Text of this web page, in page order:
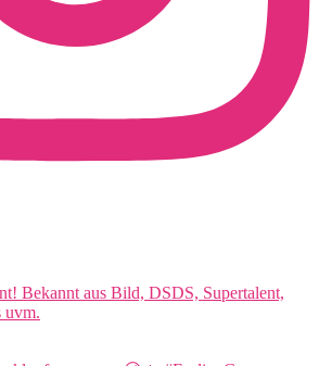
Bekannt aus Bild, DSDS, Supertalent,
uvm.